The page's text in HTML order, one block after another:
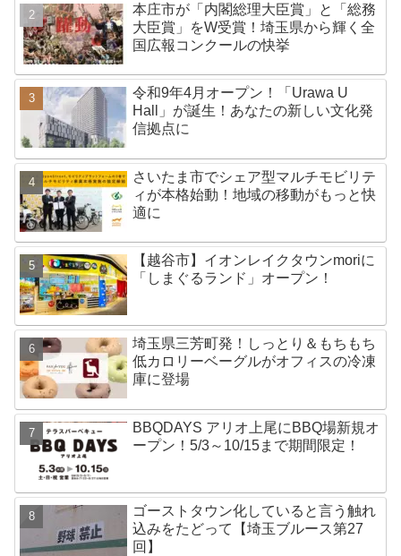
本庄市が「内閣総理大臣賞」と「総務
大臣賞」をW受賞！埼玉県から輝く全
国広報コンクールの快挙
令和9年4月オープン！「Urawa U
Hall」が誕生！あなたの新しい文化発
信拠点に
さいたま市でシェア型マルチモビリテ
ィが本格始動！地域の移動がもっと快
適に
【越谷市】イオンレイクタウンmoriに
「しまぐるランド」オープン！
埼玉県三芳町発！しっとり＆もちもち
低カロリーベーグルがオフィスの冷凍
庫に登場
BBQDAYS アリオ上尾にBBQ場新規オ
ープン！5/3～10/15まで期間限定！
ゴーストタウン化していると言う触れ
込みをたどって【埼玉ブルース第27
回】